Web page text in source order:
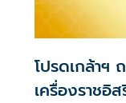
โปรดเกล้าฯ
เครื่องราชอิ